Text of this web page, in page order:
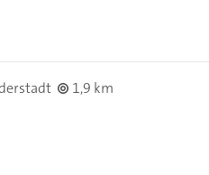
1,9 km